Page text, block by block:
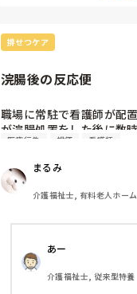
など一部は介護職が行っ
状態によっては医療行為
かなと感じます。
昧にしたまま現場任せに
かり指示書や手順を明確
す。
排せつケア
浣腸後の反応便
職場に常駐で看護師が配
が浣腸処置をした後に数
も処置後の排便が凄くて💧
私は母を看ているので浣
処置後に確かに反応便は
でおかしいおかしいとず
皆さんの施設の看護師さ
医療行為 排便 看護師
まるみ
介護福祉士, 有料老人ホーム
あー
介護福祉士, 従来型特養